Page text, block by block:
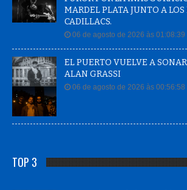
MARDEL PLATA JUNTO A LOS
CADILLACS.
06 de agosto de 2026 às 01:08:39
EL PUERTO VUELVE A
ALAN GRASSI
06 de agosto de 2026 às 00:56:58
TOP 3